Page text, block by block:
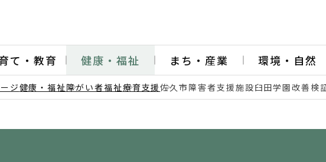
て・教育 健康・福祉 まち・産業 環境・自然
ジ健康・福祉障がい者福祉療育支援佐久市障害者支援施設臼田学園改善検